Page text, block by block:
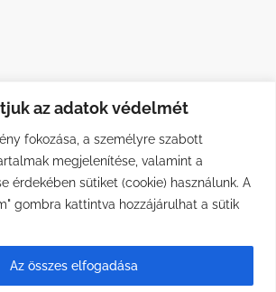
az adatok védelmét
fokozása, a személyre szabott
megjelenítése, valamint a
érdekében sütiket (cookie) használunk. A
gombra kattintva hozzájárulhat a sütik
Az összes elfogadása